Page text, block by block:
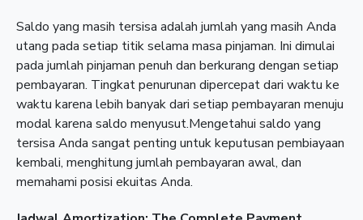
Saldo yang masih tersisa adalah jumlah yang masih Anda
utang pada setiap titik selama masa pinjaman. Ini dimulai
pada jumlah pinjaman penuh dan berkurang dengan setiap
pembayaran. Tingkat penurunan dipercepat dari waktu ke
waktu karena lebih banyak dari setiap pembayaran menuju
modal karena saldo menyusut.Mengetahui saldo yang
tersisa Anda sangat penting untuk keputusan pembiayaan
kembali, menghitung jumlah pembayaran awal, dan
memahami posisi ekuitas Anda.